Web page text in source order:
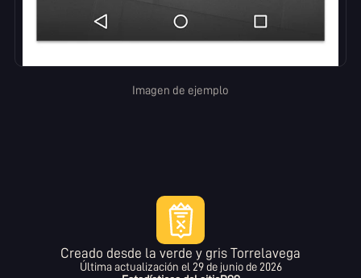
Imagen de ejemplo
Creado desde la verde y gris Torrelavega
Última actualización el29 de junio de 2026